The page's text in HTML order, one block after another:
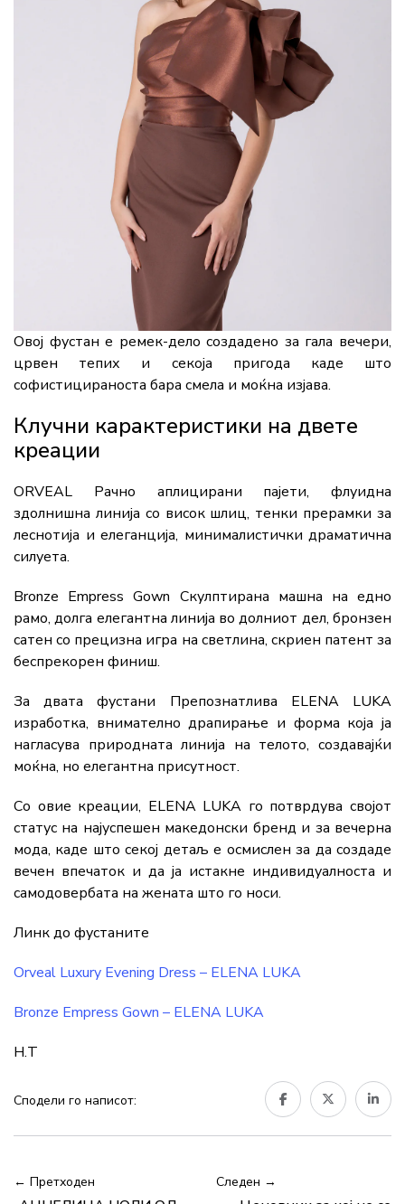
Овој фустан е ремек-дело создадено за гала вечери,
црвен тепих и секоја пригода каде што
софистицираноста бара смела и моќна изјава.
Клучни карактеристики на двете
креации
ORVEAL Рачно аплицирани пајети, флуидна
здолнишна линија со висок шлиц, тенки прерамки за
леснотија и елеганција, минималистички драматична
силуета.
Bronze Empress Gown Скулптирана машна на едно
рамо, долга елегантна линија во долниот дел, бронзен
сатен со прецизна игра на светлина, скриен патент за
беспрекорен финиш.
За двата фустани Препознатлива ELENA LUKA
изработка, внимателно драпирање и форма која ја
нагласува природната линија на телото, создавајќи
моќна, но елегантна присутност.
Со овие креации, ELENA LUKA го потврдува својот
статус на најуспешен македонски бренд и за вечерна
мода, каде што секој детаљ е осмислен за да создаде
вечен впечаток и да ја истакне индивидуалноста и
самодовербата на жената што го носи.
Линк до фустаните
Orveal Luxury Evening Dress – ELENA LUKA
Bronze Empress Gown – ELENA LUKA
Н.Т
Сподели го написот:
← Претходен Следен →